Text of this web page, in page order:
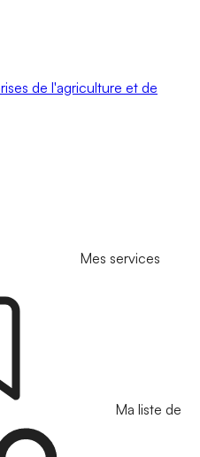
de l'agriculture et de
Mes services
Ma liste de